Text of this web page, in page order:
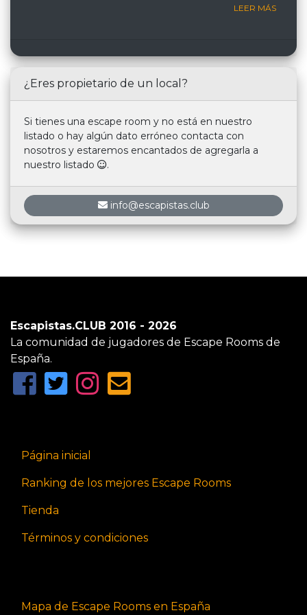
LEER MÁS
¿Eres propietario de un local?
Si tienes una escape room y no está en nuestro
listado o hay algún dato erróneo contacta con
nosotros y estaremos encantados de agregarla a
nuestro listado
.
info@escapistas.club
Escapistas.CLUB 2016 - 2026
La comunidad de jugadores de Escape Rooms de
España.
Página inicial
Ranking de los mejores Escape Rooms
Tienda
Términos y condiciones
Mapa de Escape Rooms en España